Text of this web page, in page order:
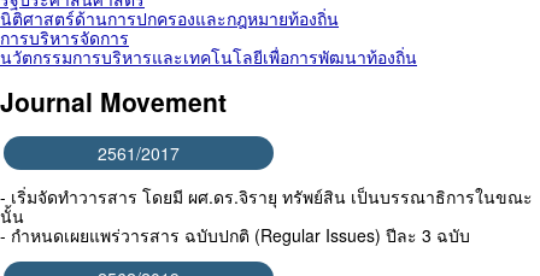
นิติศาสตร์ด้านการปกครองและกฎหมายท้องถิ่น
การบริหารจัดการ
นวัตกรรมการบริหารและเทคโนโลยีเพื่อการพัฒนาท้องถิ่น
Journal Movement
2561/2017
- เริ่มจัดทำวารสาร โดยมี ผศ.ดร.จิรายุ ทรัพย์สิน เป็นบรรณาธิการในขณะ
นั้น
- กำหนดเผยแพร่วารสาร ฉบับปกติ (Regular Issues) ปีละ 3 ฉบับ